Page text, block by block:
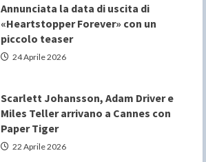
Annunciata la data di uscita di
«Heartstopper Forever» con un
piccolo teaser
24 Aprile 2026
Scarlett Johansson, Adam Driver e
Miles Teller arrivano a Cannes con
Paper Tiger
22 Aprile 2026